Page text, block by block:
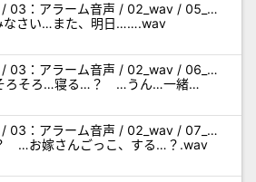
03：アラーム音声 / 02_wav / 05_…
なさい…また、明日…….wav
03：アラーム音声 / 02_wav / 06_…
ろそろ…寝る…？ …うん…一緒
03：アラーム音声 / 02_wav / 07_…
…お嫁さんごっこ、する…？.wav